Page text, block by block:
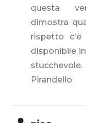
questa
dimostra
rispetto
disponibile
Pirandello